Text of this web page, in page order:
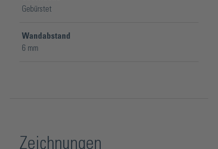
Gebürstet
Wandabstand
6 mm
Zeichnungen